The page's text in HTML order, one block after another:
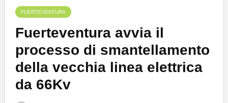
FUERTEVENTURA
Fuerteventura avvia il
processo di smantellamento
della vecchia linea elettrica
da 66Kv